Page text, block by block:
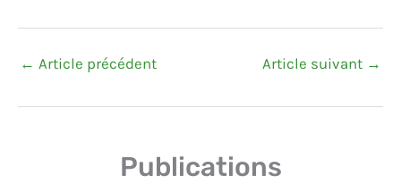
← Article précédent Article suivant →
Publications